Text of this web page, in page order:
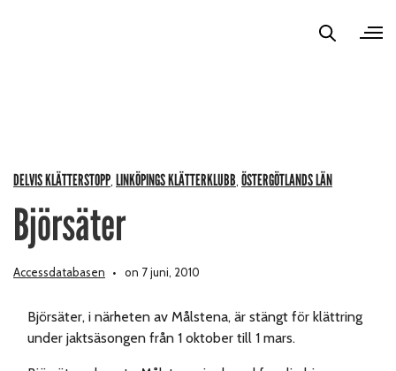
DELVIS KLÄTTERSTOPP, LINKÖPINGS KLÄTTERKLUBB, ÖSTERGÖTLANDS LÄN
Björsäter
Accessdatabasen on 7 juni, 2010
Björsäter, i närheten av Målstena, är stängt för klättring
under jaktsäsongen från 1 oktober till 1 mars.